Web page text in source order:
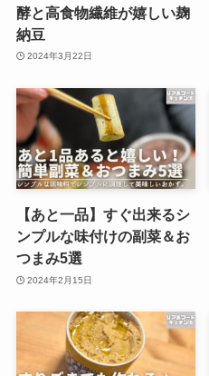
酵と高食物繊維が嬉しい麹
納豆
2024年3月22日
【あと一品】すぐ出来るシ
ンプルな味付けの副菜＆お
つまみ5選
2024年2月15日